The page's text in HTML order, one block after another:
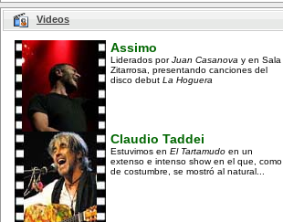
Videos
Assimo
Liderados porJuan Casanova y en Sala
Zitarrosa, presentando canciones del
disco debut La Hoguera
Claudio Taddei
Estuvimos en El Tartamudo en un
extenso e intenso show en el que, como
de costumbre, se mostró al natural...